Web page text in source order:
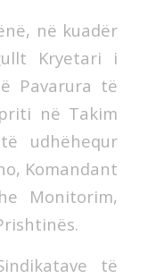
në kuadër
Kryetari i
Pavarura të
në Takim
udhëhequr
Komandant
Monitorim,
të